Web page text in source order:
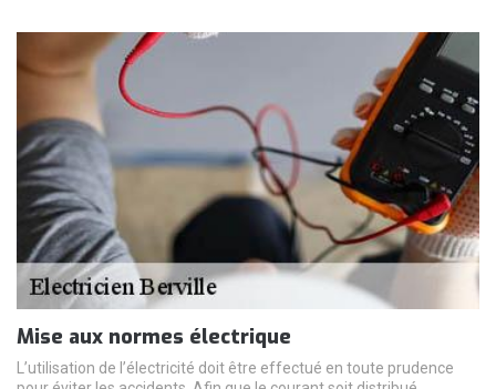
Mise aux normes électrique
L’utilisation de l’électricité doit être effectué en toute prudence